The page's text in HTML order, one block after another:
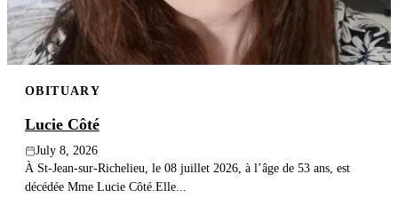
OBITUARY
Lucie Côté
July 8, 2026
À St-Jean-sur-Richelieu, le 08 juillet 2026, à l’âge de 53 ans, est
décédée Mme Lucie Côté.Elle...